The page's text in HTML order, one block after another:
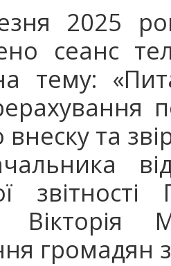
2025
сеанс
тему:
внеску та
Вікторія
громадян